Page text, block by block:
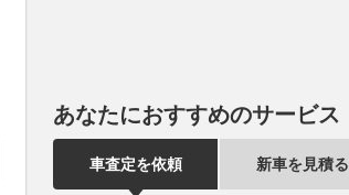
あなたにおすすめのサービス
車査定を依頼 新車を見積る